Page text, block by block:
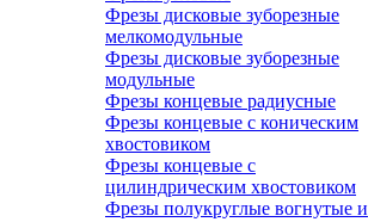
Фрезы дисковые зуборезные
мелкомодульные
Фрезы дисковые зуборезные
модульные
Фрезы концевые радиусные
Фрезы концевые с коническим
хвостовиком
Фрезы концевые с
цилиндрическим хвостовиком
Фрезы полукруглые вогнутые и